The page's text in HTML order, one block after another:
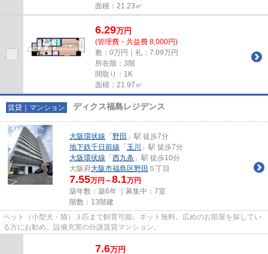
面積：21.23㎡
6.29万円
(管理費・共益費 8,000円)
敷：0万円｜礼：7.09万円
所在階：3階
間取り：1K
面積：21.97㎡
賃貸｜マンション ディクス福島レジデンス
大阪環状線 「 野田 」駅 徒歩7分
地下鉄千日前線 「 玉川
」駅 徒歩7分
大阪環状線 「 西九条 」駅 徒歩10分
大阪府大阪市福島区野田 ５丁目
7.55万円～8.1万円
築年数：築6年 ｜募集中： 7室
階数：13階建
ペット（小型犬・猫）３匹まで飼育可能。ネット無料。広めのお部屋を探してい
る方にお勧め。設備充実の分譲賃貸マンション。
7.6万円